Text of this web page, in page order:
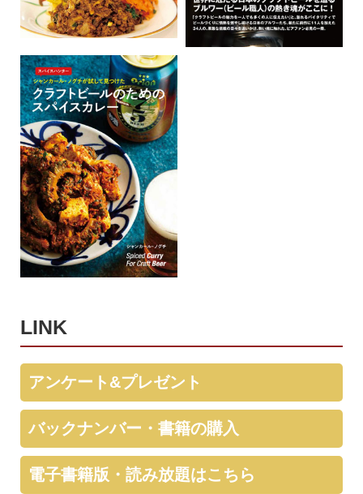
LINK
アンケート&プレゼント
バックナンバー・書籍の購入
電子書籍版・読み放題はこちら